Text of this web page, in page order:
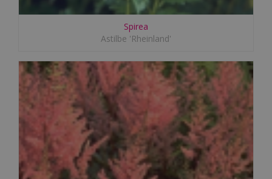
Spirea
Astilbe 'Rheinland'